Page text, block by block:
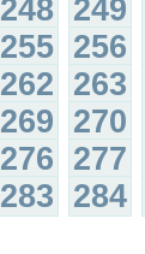
248 249
255 256
262 263
269 270
276 277
283 284